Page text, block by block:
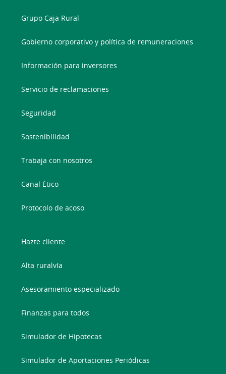
Grupo Caja Rural
Gobierno corporativo y política de remuneraciones
Información para inversores
Servicio de reclamaciones
Seguridad
Sostenibilidad
Trabaja con nosotros
Canal Ético
Protocolo de acoso
Hazte cliente
Alta ruralvía
Asesoramiento especializado
Finanzas para todos
Simulador de Hipotecas
Simulador de Aportaciones Periódicas